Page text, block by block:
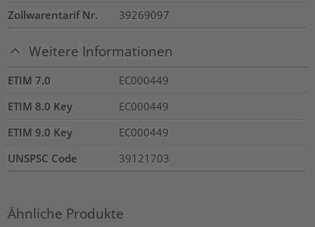
Zollwarentarif Nr. 39269097
Weitere Informationen
ETIM 7.0
EC000449
ETIM 8.0 Key
EC000449
ETIM 9.0 Key
EC000449
UNSPSC Code
39121703
Ähnliche Produkte